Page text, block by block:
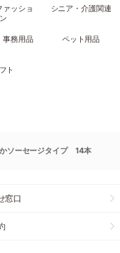
ァッショ
ン
シニア・介護関連
事務用品 ペット用品
ト
ソーセージタイプ 14本
窓口